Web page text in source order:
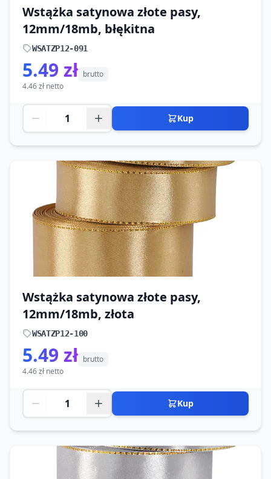
Wstążka satynowa złote pasy,
12mm/18mb, błękitna
WSATZP12-091
5.49 zł brutto
4.46 zł netto
Kup
Wstążka satynowa złote pasy,
12mm/18mb, złota
WSATZP12-100
5.49 zł brutto
4.46 zł netto
Kup